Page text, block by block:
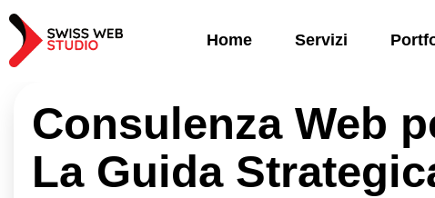
Home Servizi
Consulenza Web
La Guida